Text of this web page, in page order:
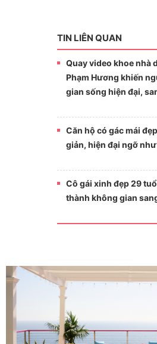
TIN LIÊN QUAN
Quay video khoe nhà
Phạm Hương khiến
gian sống hiện đại,
Căn hộ có gác mái
giản, hiện đại ngỡ
Cô gái xinh đẹp 29
thành không gian